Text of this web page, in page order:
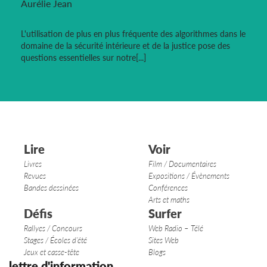
Aurélie Jean
L'utilisation de plus en plus fréquente des algorithmes dans le
domaine de la sécurité intérieure et de la justice pose des
questions essentielles sur notre[...]
Lire
Livres
Revues
Bandes dessinées
Voir
Film / Documentaires
Expositions / Évènements
Conférences
Arts et maths
Défis
Rallyes / Concours
Stages / Écoles d’été
Jeux et casse-tête
Surfer
Web Radio – Télé
Sites Web
Blogs